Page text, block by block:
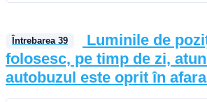
Întrebarea 39
Luminile de
folosesc, pe timp de zi,
autobuzul este oprit în